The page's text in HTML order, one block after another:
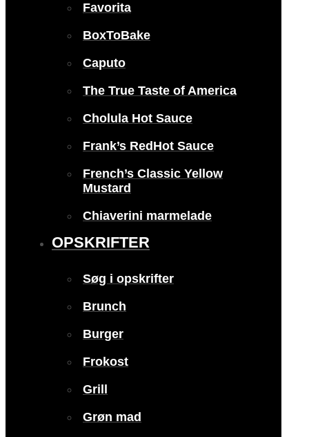
Favorita
BoxToBake
Caputo
The True Taste of America
Cholula Hot Sauce
Frank’s RedHot Sauce
French’s Classic Yellow
Mustard
Chiaverini marmelade
OPSKRIFTER
Søg i opskrifter
Brunch
Burger
Frokost
Grill
Grøn mad